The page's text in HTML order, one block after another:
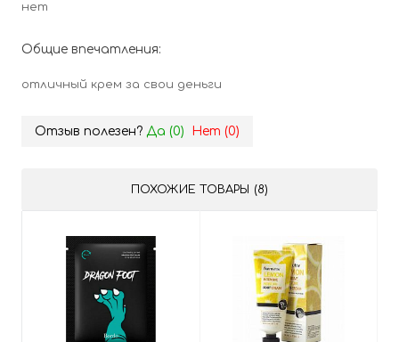
нет
Общие впечатления:
отличный крем за свои деньги
Отзыв полезен? Да (0) Нет (0)
ПОХОЖИЕ ТОВАРЫ (8)